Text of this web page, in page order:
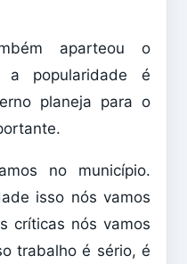
aparteou o
a popularidade é
planeja para o
no município.
isso nós vamos
críticas nós vamos
trabalho é sério, é